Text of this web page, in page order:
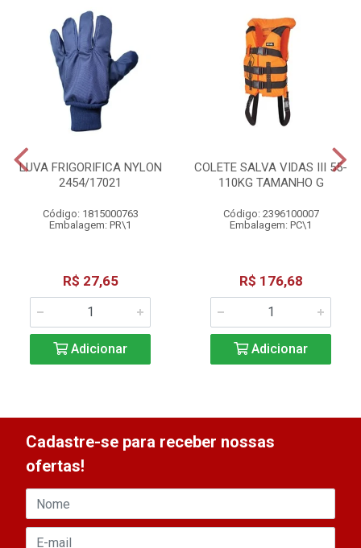
LUVA FRIGORIFICA NYLON
2454/17021
Código: 1815000763
Embalagem: PR\1
R$ 27,65
Adicionar
COLETE SALVA VIDAS III 55-
110KG TAMANHO G
Código: 2396100007
Embalagem: PC\1
R$ 176,68
Adicionar
Cadastre-se para receber nossas
ofertas!